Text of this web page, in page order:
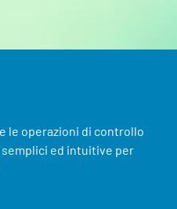
le operazioni di controllo
semplici ed intuitive per